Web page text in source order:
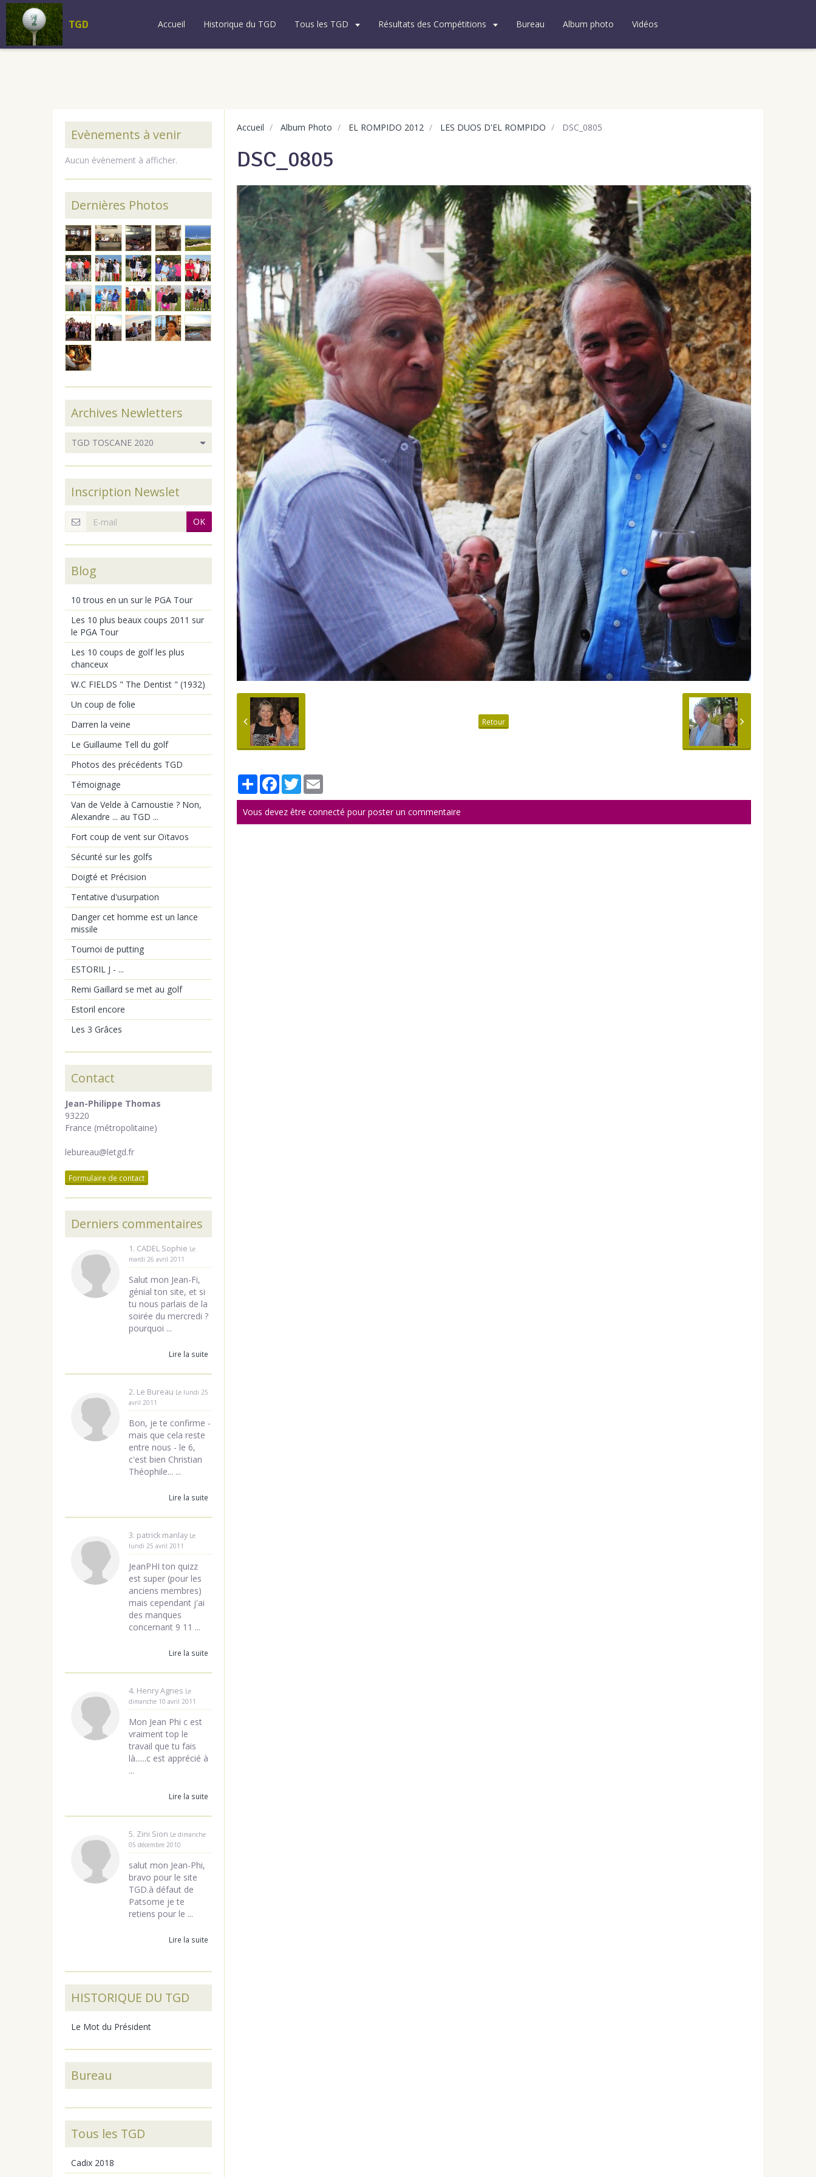
TGD Accueil Historique du TGD Tous les TGD Résultats des Compétitions Bureau Album photo Vidéos
Accueil Album Photo EL ROMPIDO 2012 LES DUOS D'EL ROMPIDO DSC_0805
DSC_0805
Retour
PartagerFacebook
TwitterEmail
Vous devez être connecté pour poster un commentaire
Evènements à venir
Aucun évènement à afficher.
Dernières Photos
Archives Newletters
Inscription Newslet
OK
Blog
10 trous en un sur le PGA Tour
Les 10 plus beaux coups 2011 sur
le PGA Tour
Les 10 coups de golf les plus
chanceux
W.C FIELDS " The Dentist " (1932)
Un coup de folie
Darren la veine
Le Guillaume Tell du golf
Photos des précédents TGD
Témoignage
Van de Velde à Carnoustie ? Non,
Alexandre ... au TGD ...
Fort coup de vent sur Oïtavos
Sécurité sur les golfs
Doigté et Précision
Tentative d'usurpation
Danger cet homme est un lance
missile
Tournoi de putting
ESTORIL J - ...
Remi Gaillard se met au golf
Estoril encore
Les 3 Grâces
Contact
Jean-Philippe Thomas
93220
France (métropolitaine)
lebureau@letgd.fr
Formulaire de contact
Derniers commentaires
1. CADEL Sophie Le
mardi 26 avril 2011
Salut mon Jean-Fi,
génial ton site, et si
tu nous parlais de la
soirée du mercredi ?
pourquoi ...
Lire la suite
2. Le Bureau Le lundi 25
avril 2011
Bon, je te confirme -
mais que cela reste
entre nous - le 6,
c'est bien Christian
Théophile... ...
Lire la suite
3. patrick manlay Le
lundi 25 avril 2011
JeanPHI ton quizz
est super (pour les
anciens membres)
mais cependant j'ai
des manques
concernant 9 11 ...
Lire la suite
4. Henry Agnes Le
dimanche 10 avril 2011
Mon Jean Phi c est
vraiment top le
travail que tu fais
là......c est apprécié à
...
Lire la suite
5. Zini Sion Le dimanche
05 décembre 2010
salut mon Jean-Phi,
bravo pour le site
TGD.à défaut de
Patsome je te
retiens pour le ...
Lire la suite
HISTORIQUE DU TGD
Le Mot du Président
Bureau
Tous les TGD
Cadix 2018